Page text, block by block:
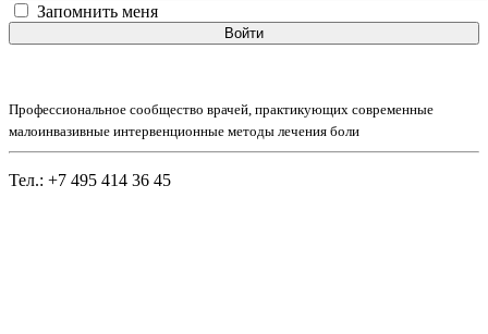
Запомнить меня
Войти
Профессиональное сообщество врачей, практикующих современные
малоинвазивные интервенционные методы лечения боли
Тел.: +7 495 414 36 45